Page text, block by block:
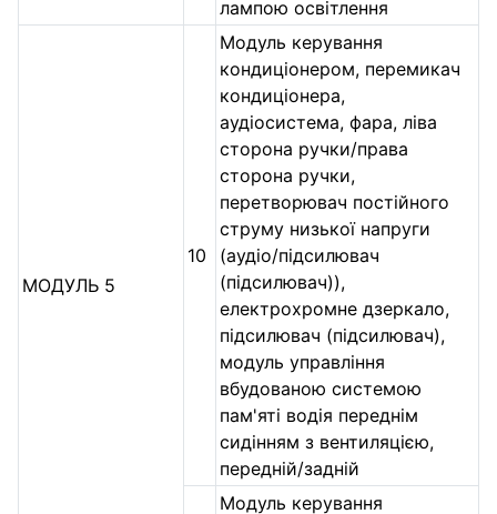
лампою освітлення
МОДУЛЬ 5
10
Модуль керування
кондиціонером, перемикач
кондиціонера,
аудіосистема, фара, ліва
сторона ручки/права
сторона ручки,
перетворювач постійного
струму низької напруги
(аудіо/підсилювач
(підсилювач)),
електрохромне дзеркало,
підсилювач (підсилювач),
модуль управління
вбудованою системою
пам'яті водія переднім
сидінням з вентиляцією,
передній/задній
Модуль керування